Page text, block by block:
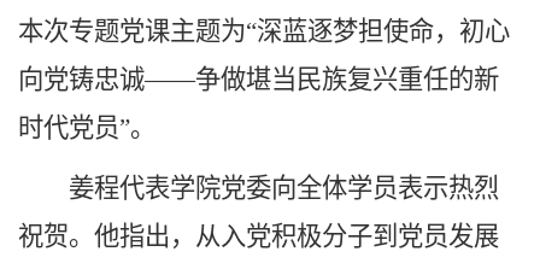
本次专题党课主题为“深蓝逐梦担使命，初心
向党铸忠诚——争做堪当民族复兴重任的新
时代党员”。
姜程代表学院党委向全体学员表示热烈
祝贺。他指出，从入党积极分子到党员发展